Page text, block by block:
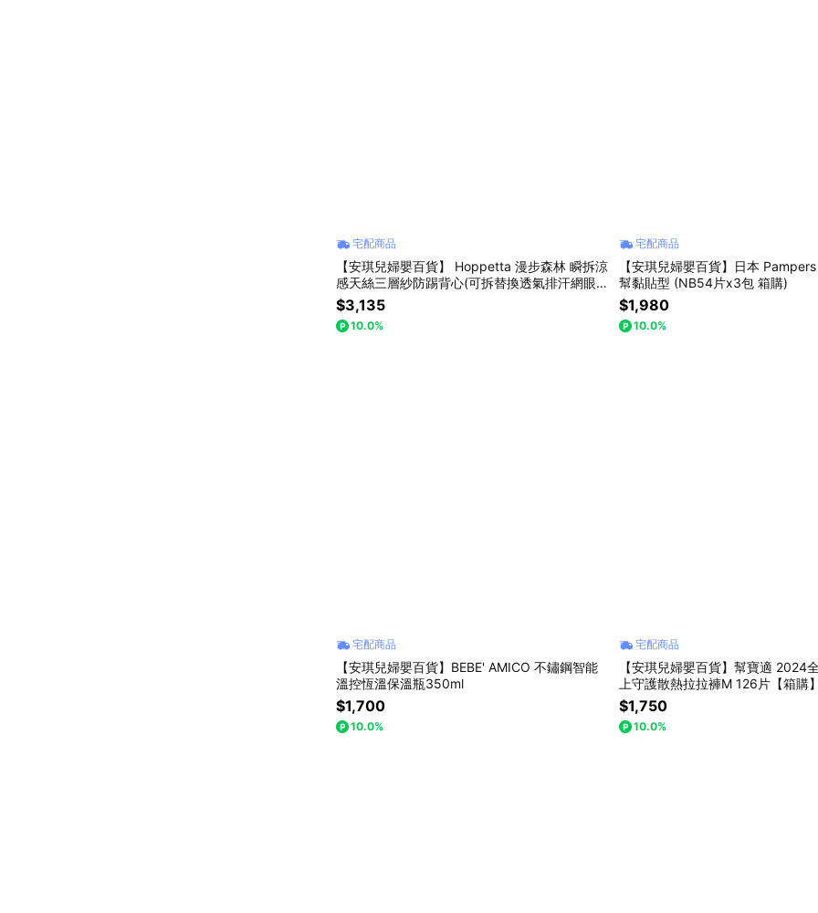
宅配商品
【安琪兒婦嬰百貨】 Hoppetta 漫步森林 瞬拆涼
感天絲三層紗防踢背心(可拆替換透氣排汗網眼
布)-小童(2-7歲)
$3,135
10.0%
宅配商品
【安琪兒婦嬰百貨】日本
幫黏貼型 (NB54片x3包 箱購)
$1,980
10.0%
宅配商品
【安琪兒婦嬰百貨】BEBE' AMICO 不鏽鋼智能
溫控恆溫保溫瓶350ml
$1,700
10.0%
宅配商品
【安琪兒婦嬰百貨】幫寶適 2024
上守護散熱拉拉褲M 126片【箱購
$1,750
10.0%